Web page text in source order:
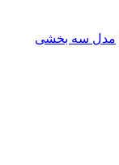
مدل سه بخشی